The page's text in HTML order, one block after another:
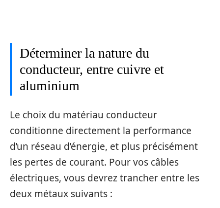
Déterminer la nature du
conducteur, entre cuivre et
aluminium
Le choix du matériau conducteur
conditionne directement la performance
d’un réseau d’énergie, et plus précisément
les pertes de courant. Pour vos câbles
électriques, vous devrez trancher entre les
deux métaux suivants :